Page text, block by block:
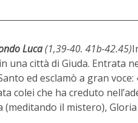
Luca(1,39-40. 41b-42.45)
città di Giuda. Entrata
ed esclamò a gran
colei che ha creduto
il mistero), Gloria